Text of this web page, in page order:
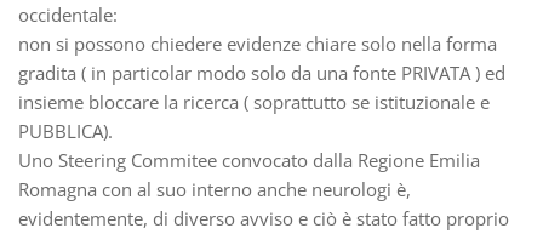
occidentale:
non si possono chiedere evidenze chiare solo nella forma
gradita ( in particolar modo solo da una fonte PRIVATA ) ed
insieme bloccare la ricerca ( soprattutto se istituzionale e
PUBBLICA).
Uno Steering Commitee convocato dalla Regione Emilia
Romagna con al suo interno anche neurologi è,
evidentemente, di diverso avviso e ciò è stato fatto proprio